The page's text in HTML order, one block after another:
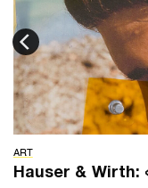
ART
Hauser & Wirth: